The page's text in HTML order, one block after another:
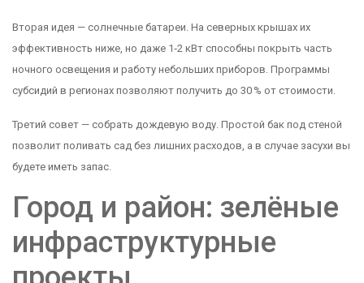
Вторая идея — солнечные батареи. На северных крышах их
эффективность ниже, но даже 1‑2 кВт способны покрыть часть
ночного освещения и работу небольших приборов. Программы
субсидий в регионах позволяют получить до 30 % от стоимости.
Третий совет — собрать дождевую воду. Простой бак под стеной
позволит поливать сад без лишних расходов, а в случае засухи вы
будете иметь запас.
Город и район: зелёные
инфраструктурные